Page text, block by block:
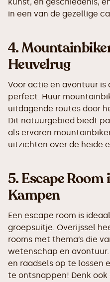
in een van de gezellige
4.
Heuvelrug
Voor actie en avontuur is
perfect. Huur
uitdagende routes door
Dit natuurgebied biedt
als ervaren
uitzichten over de heide
5.Escape Room
Kampen
Een escape room is
groepsuitje. Overijssel
rooms met thema’s die
wetenschap en
en raadsels op te lossen
te ontsnappen! Denk ook